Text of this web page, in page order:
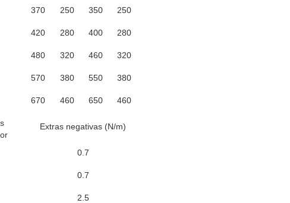
370 250 350 250
420 280 400 280
480 320 460 320
570 380 550 380
670 460 650 460
Extras negativas (N/m)
0.7
0.7
2.5